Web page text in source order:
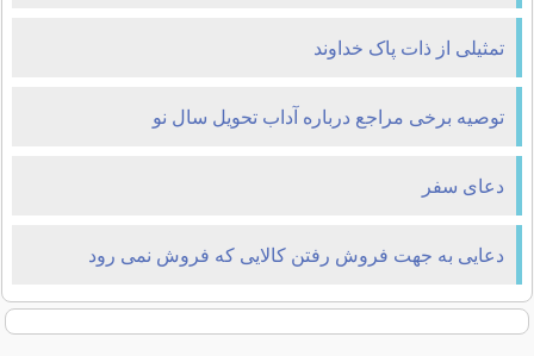
تمثیلی از ذات پاک خداوند
توصیه برخی مراجع درباره آداب تحویل سال نو
دعای سفر
دعایی به جهت فروش رفتن کالایی که فروش نمی رود